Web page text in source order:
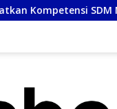
KSOP Sabang